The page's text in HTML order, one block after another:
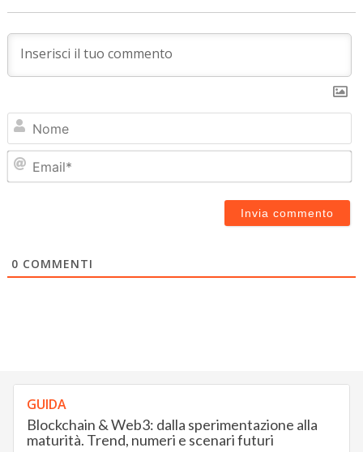
0 COMMENTI
GUIDA
Blockchain & Web3: dalla sperimentazione alla
maturità. Trend, numeri e scenari futuri